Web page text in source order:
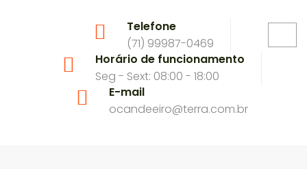
Telefone
(71) 99987-0469
Horário de funcionamento
Seg - Sext: 08:00 - 18:00
E-mail
ocandeeiro@terra.com.br